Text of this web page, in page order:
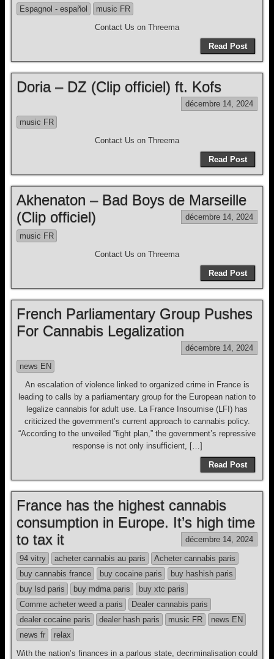
Espagnol - español
music FR
Contact Us on Threema
Read Post
Doria – DZ (Clip officiel) ft. Kofs
décembre 14, 2024
music FR
Contact Us on Threema
Read Post
Akhenaton – Bad Boys de Marseille
(Clip officiel)
décembre 14, 2024
music FR
Contact Us on Threema
Read Post
French Parliamentary Group Pushes
For Cannabis Legalization
décembre 14, 2024
news EN
An escalation of violence linked to organized crime in France is
leading to calls by a parliamentary group for the European nation to
legalize cannabis for adult use. La France Insoumise (LFI) has
criticized the government’s current approach to cannabis policy.
“According to the unveiled “fight plan,” the government’s repressive
response is not only insufficient, […]
Read Post
France has the highest cannabis
consumption in Europe. It’s high time
to tax it
décembre 14, 2024
94 vitry acheter cannabis au paris
Acheter cannabis paris
buy cannabis france
buy cocaine paris
buy hashish paris
buy lsd paris
buy mdma paris
buy xtc paris
Comme acheter weed a paris
Dealer cannabis paris
dealer cocaine paris
dealer hash paris music FR
news EN
news fr
relax
With the nation’s finances in a parlous state, decriminalisation could